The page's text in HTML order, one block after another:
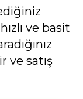
ve basit
ve satış